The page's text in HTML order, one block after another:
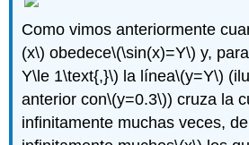
Como vimos anteriormente
(x\) obedece\(\sin(x)=Y\) y,
Y\le 1\text{,}\) la línea\(y=Y\)
anterior con\(y=0.3\)) cruza la
infinitamente muchas veces,